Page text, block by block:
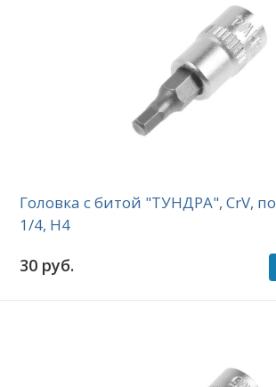
Головка с битой "ТУНДРА", CrV,
1/4, H4
30 руб.